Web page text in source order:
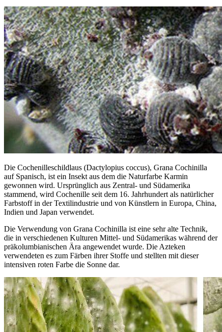
Die Cochenilleschildlaus (Dactylopius coccus), Grana Cochinilla
auf Spanisch, ist ein Insekt aus dem die Naturfarbe Karmin
gewonnen wird. Ursprünglich aus Zentral- und Südamerika
stammend, wird Cochenille seit dem 16. Jahrhundert als natürlicher
Farbstoff in der Textilindustrie und von Künstlern in Europa, China,
Indien und Japan verwendet.
Die Verwendung von Grana Cochinilla ist eine sehr alte Technik,
die in verschiedenen Kulturen Mittel- und Südamerikas während der
präkolumbianischen Ära angewendet wurde. Die Azteken
verwendeten es zum Färben ihrer Stoffe und stellten mit dieser
intensiven roten Farbe die Sonne dar.